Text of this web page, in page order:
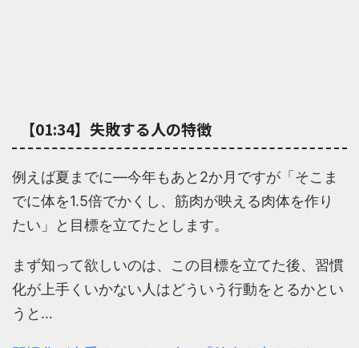
【01:34】失敗する人の特徴
例えば夏までに―今年もあと2か月ですが「そこま
でに体を1.5倍でかくし、筋肉が映える肉体を作り
たい」と目標を立てたとします。
まず知って欲しいのは、この目標を立てた後、習慣
化が上手くいかない人はどういう行動をとるかとい
うと…